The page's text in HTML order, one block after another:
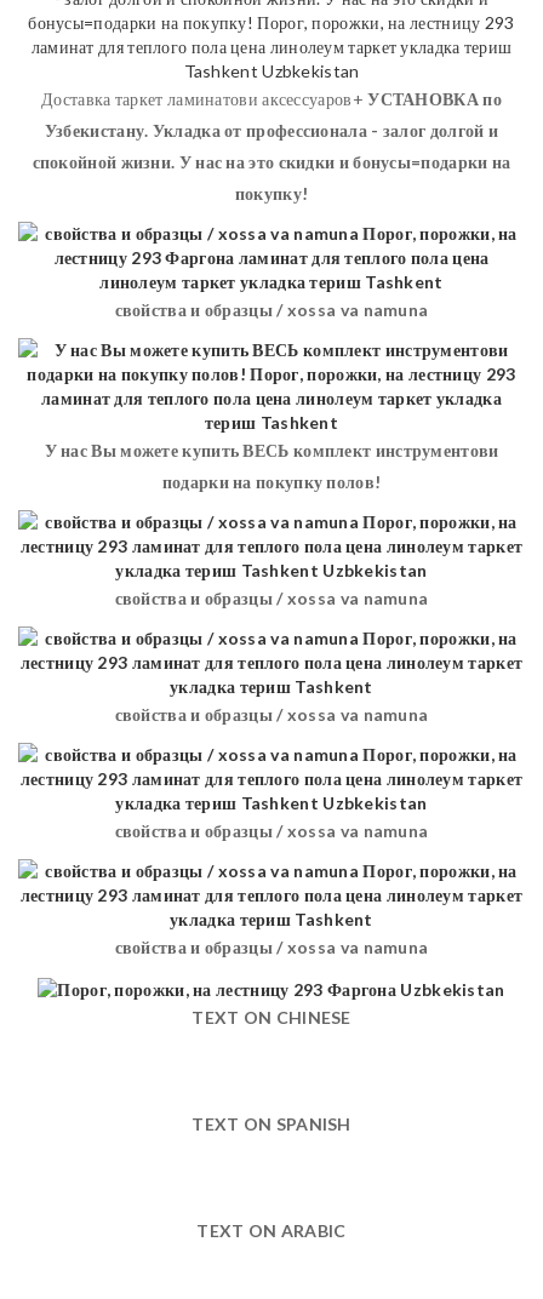
Доставка таркет ламинатови аксессуаров+УСТАНОВКАпо
Узбекистану. Укладка от профессионала - залог долгой и
спокойной жизни. У нас на это скидки и бонусы=подарки на
покупку!
свойства и образцы / xossa va namuna
У нас Вы можете купить ВЕСЬ комплект инструментови
подарки на покупку полов!
свойства и образцы / xossa va namuna
свойства и образцы / xossa va namuna
свойства и образцы / xossa va namuna
свойства и образцы / xossa va namuna
TEXT ON CHINESE
TEXT ON SPANISH
TEXT ON ARABIC